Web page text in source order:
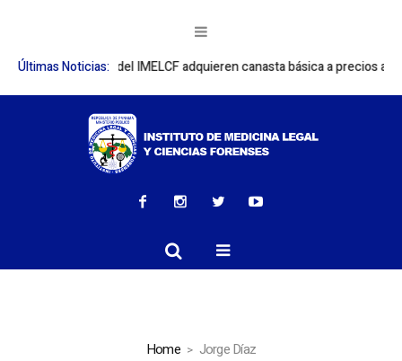
Últimas Noticias:
del IMELCF adquieren canasta básica a precios accesibles
Home Jorge Díaz